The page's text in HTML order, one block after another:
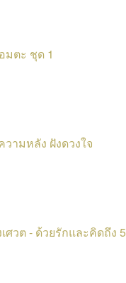
มตะ ชุด 1
ามหลัง ฝังดวงใจ
วต - ด้วยรักและคิดถึง 5